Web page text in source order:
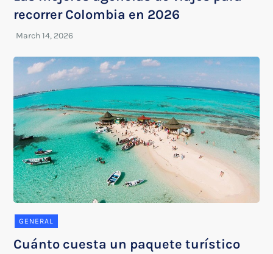
recorrer Colombia en 2026
GENERAL
Cuánto cuesta un paquete turístico